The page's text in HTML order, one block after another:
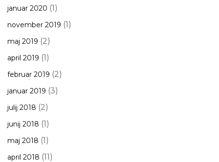
januar 2020 (1)
november 2019 (1)
maj 2019 (2)
april 2019 (1)
februar 2019 (2)
januar 2019 (3)
julij 2018 (2)
junij 2018 (1)
maj 2018 (1)
april 2018 (11)